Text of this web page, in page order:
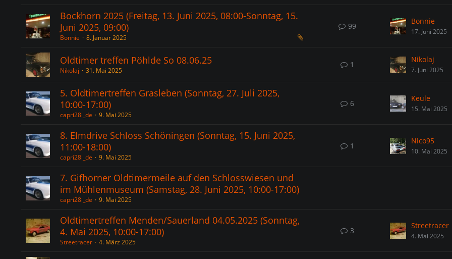
Bockhorn 2025 (Freitag, 13. Juni 2025, 08:00-Sonntag, 15.
Juni 2025, 09:00)
Bonnie 8. Januar 2025
99
Bonnie
17. Juni 2025
Oldtimer treffen Pöhlde So 08.06.25
Nikolaj 31. Mai 2025
1
Nikolaj
7. Juni 2025
5. Oldtimertreffen Grasleben (Sonntag, 27. Juli 2025,
10:00-17:00)
capri28i_de 9. Mai 2025
6
Keule
15. Mai 2025
8. Elmdrive Schloss Schöningen (Sonntag, 15. Juni 2025,
11:00-18:00)
capri28i_de 9. Mai 2025
1
Nico95
10. Mai 2025
7. Gifhorner Oldtimermeile auf den Schlosswiesen und
im Mühlenmuseum (Samstag, 28. Juni 2025, 10:00-17:00)
capri28i_de 9. Mai 2025
Oldtimertreffen Menden/Sauerland 04.05.2025 (Sonntag,
4. Mai 2025, 10:00-17:00)
Streetracer 4. März 2025
3
Streetracer
4. Mai 2025